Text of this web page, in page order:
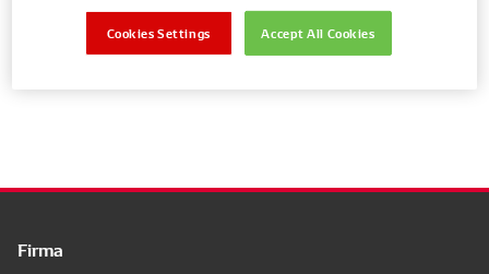
Nie wyniki
Firma
Accept All Cookies
Cookies Settings